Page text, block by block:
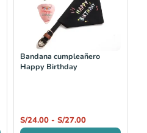
Bandana cumpleañero
Happy Birthday
S/24.00 - S/27.00
S/24.00
hasta